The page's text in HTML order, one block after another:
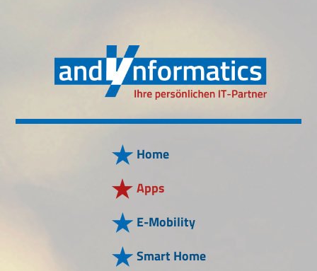
Home
Apps
E-Mobility
Smart Home